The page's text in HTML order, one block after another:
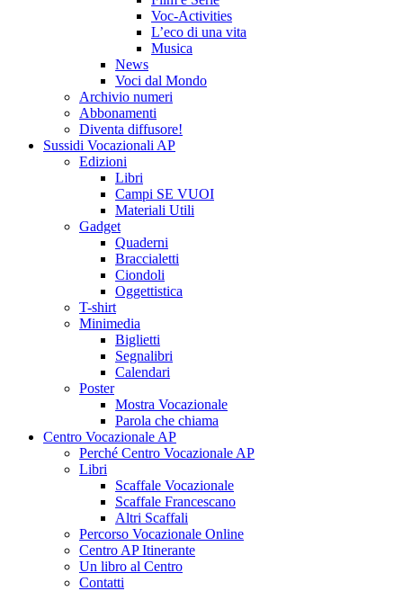
Voc-Activities
L’eco di una vita
Musica
News
Voci dal Mondo
Archivio numeri
Abbonamenti
Diventa diffusore!
Sussidi Vocazionali AP
Edizioni
Libri
Campi SE VUOI
Materiali Utili
Gadget
Quaderni
Braccialetti
Ciondoli
Oggettistica
T-shirt
Minimedia
Biglietti
Segnalibri
Calendari
Poster
Mostra Vocazionale
Parola che chiama
Centro Vocazionale AP
Perché Centro Vocazionale AP
Libri
Scaffale Vocazionale
Scaffale Francescano
Altri Scaffali
Percorso Vocazionale Online
Centro AP Itinerante
Un libro al Centro
Contatti